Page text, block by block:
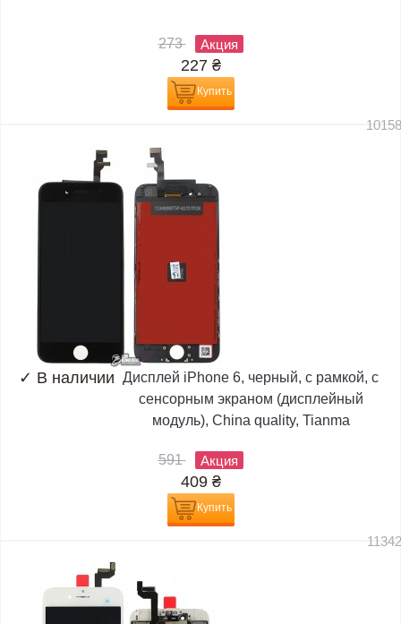
273 Акция
227 ₴
Купить
✓ В наличии Дисплей iPhone 6, черный, с рамкой, с
сенсорным экраном (дисплейный
модуль), China quality, Tianma
591 Акция
409 ₴
Купить